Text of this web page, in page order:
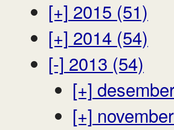
[+] 2015 (51)
[+] 2014 (54)
[-] 2013 (54)
[+]
[+]